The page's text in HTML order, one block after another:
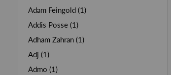
Adam Feingold (1)
Addis Posse (1)
Adham Zahran (1)
Adj (1)
Admo (1)